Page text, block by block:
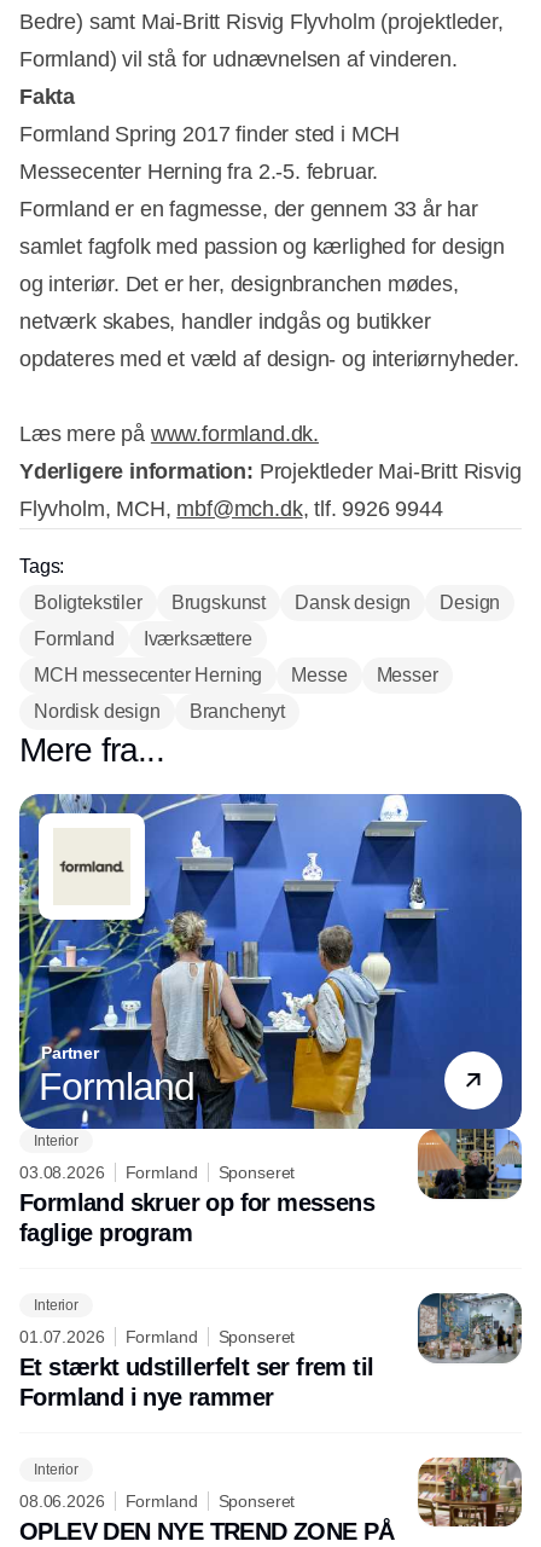
Bedre) samt Mai-Britt Risvig Flyvholm (projektleder,
Formland) vil stå for udnævnelsen af vinderen.
Fakta
Formland Spring 2017 finder sted i MCH
Messecenter Herning fra 2.-5. februar.
Formland er en fagmesse, der gennem 33 år har
samlet fagfolk med passion og kærlighed for design
og interiør. Det er her, designbranchen mødes,
netværk skabes, handler indgås og butikker
opdateres med et væld af design- og interiørnyheder.
Læs mere på www.formland.dk.
Yderligere information: Projektleder Mai-Britt Risvig
Flyvholm, MCH, mbf@mch.dk, tlf. 9926 9944
Tags:
Boligtekstiler
Brugskunst Dansk design
Design
Formland
Iværksættere
MCH messecenter Herning
Messe
Messer
Nordisk design
Branchenyt
Mere fra...
Partner
Formland
Interior
03.08.2026 Formland Sponseret
Formland skruer op for messens
faglige program
Interior
01.07.2026 Formland Sponseret
Et stærkt udstillerfelt ser frem til
Formland i nye rammer
Interior
08.06.2026 Formland Sponseret
OPLEV DEN NYE TREND ZONE PÅ